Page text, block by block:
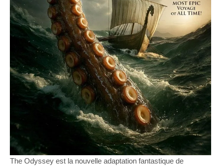
The Odyssey est la nouvelle adaptation fantastique de